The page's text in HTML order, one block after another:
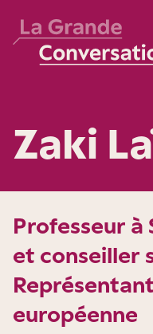
Zaki
Professeur à
et conseiller
européenne